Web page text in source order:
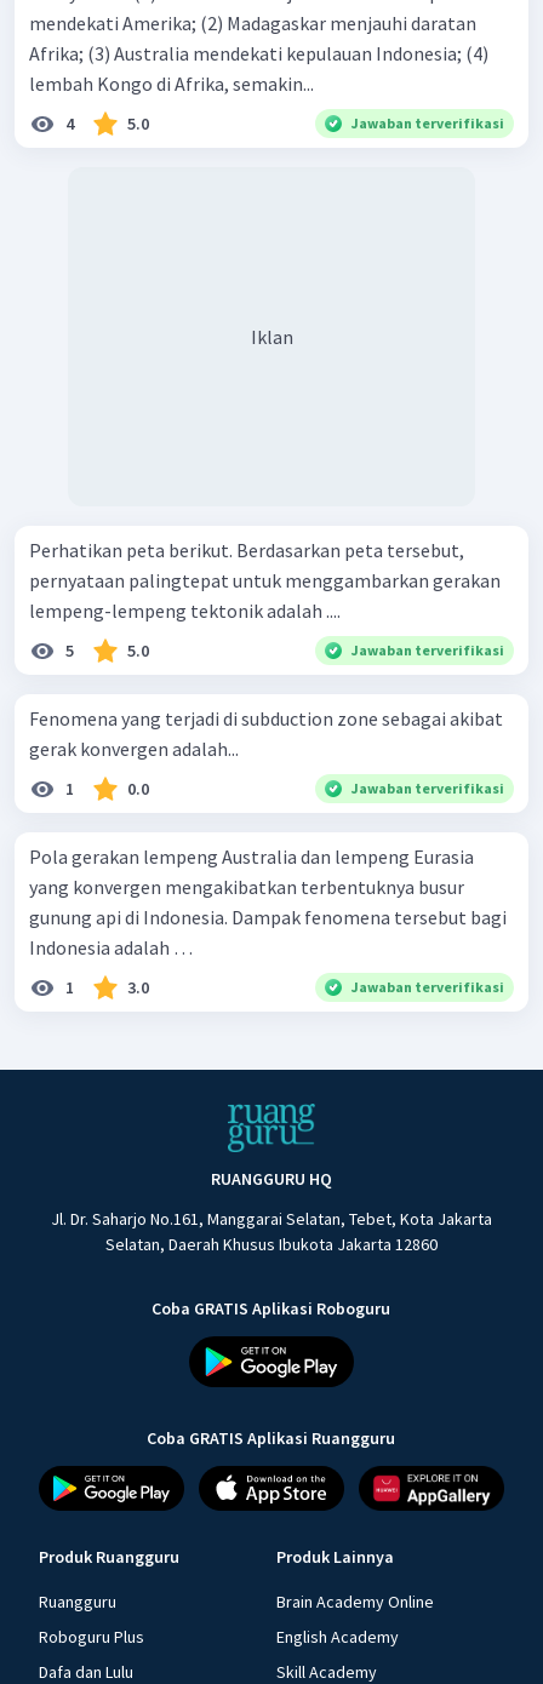
mendekati Amerika; (2) Madagaskar menjauhi daratan
Afrika; (3) Australia mendekati kepulauan Indonesia; (4)
lembah Kongo di Afrika, semakin...
4 5.0 Jawaban terverifikasi
Iklan
Perhatikan peta berikut. Berdasarkan peta tersebut,
pernyataan palingtepat untuk menggambarkan gerakan
lempeng-lempeng tektonik adalah ....
5 5.0 Jawaban terverifikasi
Fenomena yang terjadi di subduction zone sebagai akibat
gerak konvergen adalah...
1 0.0 Jawaban terverifikasi
Pola gerakan lempeng Australia dan lempeng Eurasia
yang konvergen mengakibatkan terbentuknya busur
gunung api di Indonesia. Dampak fenomena tersebut bagi
Indonesia adalah …
1 3.0 Jawaban terverifikasi
RUANGGURU HQ
Jl. Dr. Saharjo No.161, Manggarai Selatan, Tebet, Kota Jakarta
Selatan, Daerah Khusus Ibukota Jakarta 12860
Coba GRATIS Aplikasi Roboguru
Coba GRATIS Aplikasi Ruangguru
Produk Ruangguru
Ruangguru
Roboguru Plus
Dafa dan Lulu
Produk Lainnya
Brain Academy Online
English Academy
Skill Academy